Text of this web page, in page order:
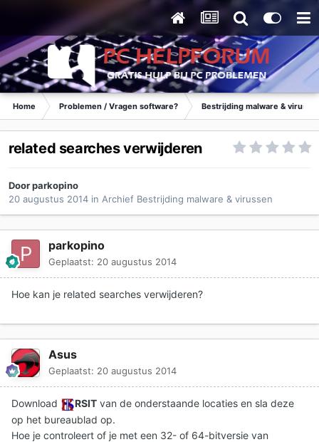
Home Problemen / Vragen software? Bestrijding malware &
related searches verwijderen
Doorparkopino
20 augustus 2014 in Archief Bestrijding malware & virussen
parkopino
Geplaatst: 20 augustus 2014
Hoe kan je related searches verwijderen?
Asus
Geplaatst: 20 augustus 2014
Download RSIT van de onderstaande locaties en sla deze
op het bureaublad op.
Hoe je controleert of je met een 32- of 64-bitversie van